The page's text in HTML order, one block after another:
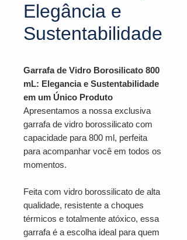
Elegância e
Sustentabilidade
Garrafa de Vidro Borosilicato 800
mL: Elegancia e Sustentabilidade
em um Único Produto
Apresentamos a nossa exclusiva
garrafa de vidro borossilicato com
capacidade para 800 ml, perfeita
para acompanhar você em todos os
momentos.
Feita com vidro borossilicato de alta
qualidade, resistente a choques
térmicos e totalmente atóxico, essa
garrafa é a escolha ideal para quem